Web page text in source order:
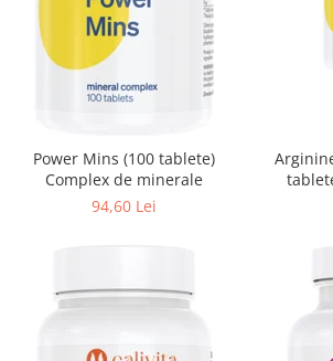
Power Mins (100 tablete)
Complex de minerale
94,60 Lei